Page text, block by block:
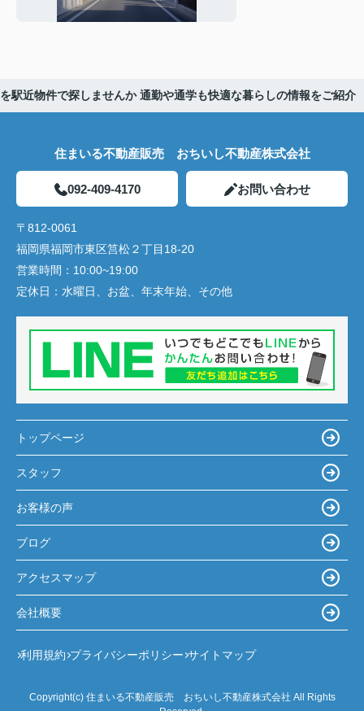
駅近物件で探しませんか 通勤や通学も快適な暮らしの情報をご紹介
住まいる不動産販売 おちいし不動産株式会社
092-409-4170 お問い合わせ
〒812-0061
福岡県福岡市東区筥松２丁目18-20
営業時間： 10:00~19:00
定休日： 水曜日、お盆、年末年始、その他
トップページ
スタッフ
お客様の声
ブログ
アクセスマップ
会社概要
利用規約 プライバシーポリシー サイトマップ
Copyright(c) 住まいる不動産販売 おちいし不動産株式会社 All Rights